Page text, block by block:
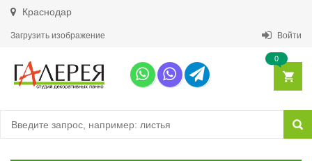
Краснодар
Загрузить изображение Войти
0